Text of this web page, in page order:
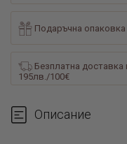
Подаръчна опаковка
Безплатна доставка
195лв./100€
Описание